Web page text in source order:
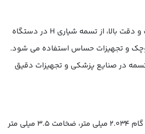
به دلیل ابعاد کوچک و دقت بالا، از تسمه شیاری H در دستگاه
کوچک و تجهیزات حساس استفاده می شود.
تسمه در صنایع پزشکی و تجهیزات دقیق
تسمه شیاری J دارای گام 2.034 میلی متر، ضخامت 3.5 میلی متر